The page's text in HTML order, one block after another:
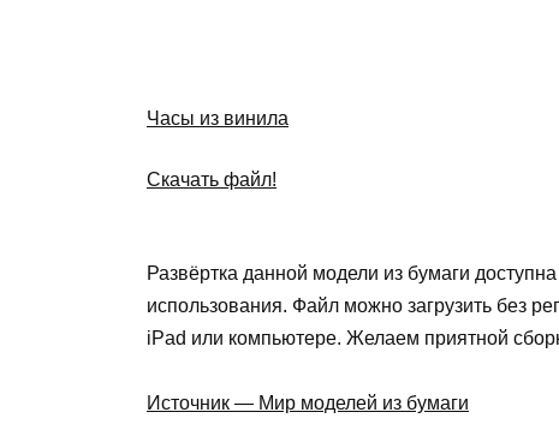
Часы из винила
Скачать файл!
Развёртка данной модели из бумаги
использования. Файл можно загрузить без
iPad или компьютере. Желаем приятной
Источник — Мир моделей из бумаги